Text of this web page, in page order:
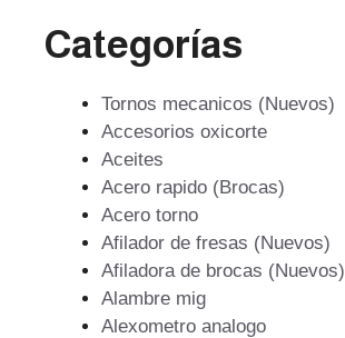
Categorías
Tornos mecanicos (Nuevos)
Accesorios oxicorte
Aceites
Acero rapido (Brocas)
Acero torno
Afilador de fresas (Nuevos)
Afiladora de brocas (Nuevos)
Alambre mig
Alexometro analogo